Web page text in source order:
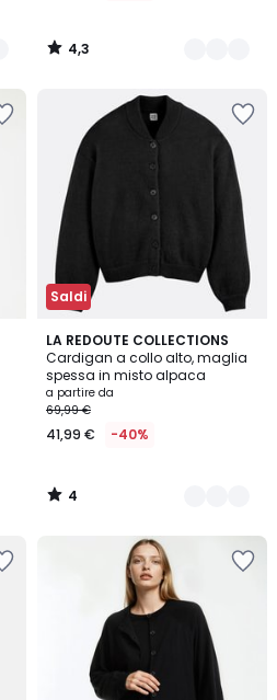
4,3
/
Saldi
LA REDOUTE COLLECTIONS
Cardigan a collo alto, maglia
spessa in misto alpaca
a partire da
69,99 €
41,99 € -40%
4
/
5
3
Colori
4
/